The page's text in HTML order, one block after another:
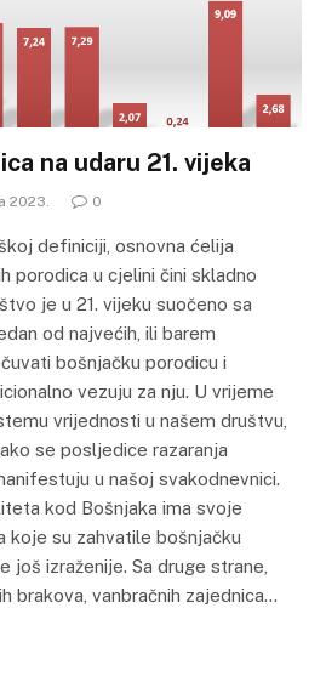
na udaru 21. vijeka
2023. 0
definiciji, osnovna ćelija
porodica u cjelini čini skladno
je u 21. vijeku suočeno sa
od najvećih, ili barem
bošnjačku porodicu i
vezuju za nju. U vrijeme
vrijednosti u našem društvu,
se posljedice razaranja
u našoj svakodnevnici.
kod Bošnjaka ima svoje
koje su zahvatile bošnjačku
još izraženije. Sa druge strane,
brakova, vanbračnih zajednica…